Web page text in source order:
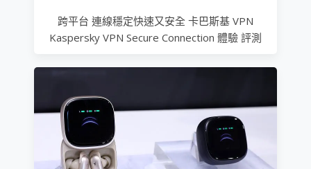
跨平台 連線穩定快速又安全 卡巴斯基 VPN
Kaspersky VPN Secure Connection 體驗 評測